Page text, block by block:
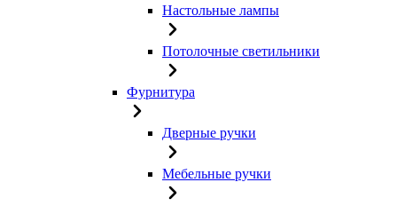
Настольные лампы
Потолочные светильники
Фурнитура
Дверные ручки
Мебельные ручки